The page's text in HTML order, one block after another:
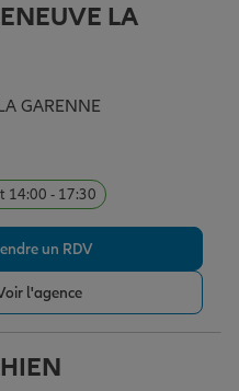
LA
GARENNE
14:00 - 17:30
un RDV
l'agence